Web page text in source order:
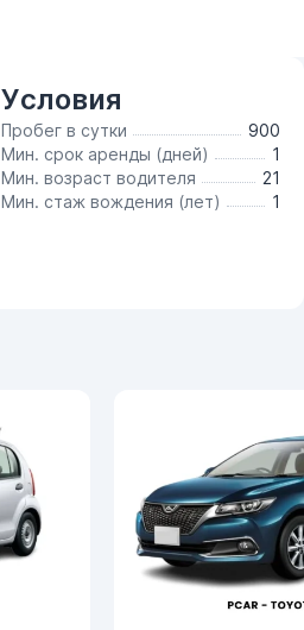
Условия
Пробег в сутки
900
Мин. срок аренды (дней)
1
Мин. возраст водителя
21
Мин. стаж вождения (лет)
1